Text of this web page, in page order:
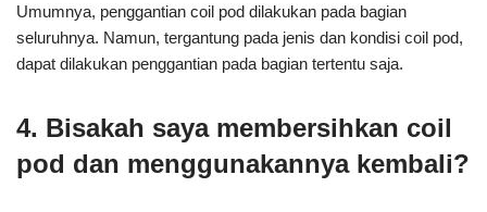
Umumnya, penggantian coil pod dilakukan pada bagian
seluruhnya. Namun, tergantung pada jenis dan kondisi coil pod,
dapat dilakukan penggantian pada bagian tertentu saja.
4. Bisakah saya membersihkan coil
pod dan menggunakannya kembali?